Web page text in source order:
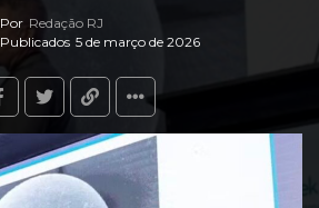
Por Redação RJ
Publicados 5 de março de 2026